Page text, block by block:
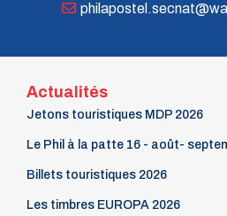
Actualités
Jetons touristiques MDP 2026
Le Phil à la patte 16 - août-
Billets touristiques 2026
Les timbres EUROPA 2026